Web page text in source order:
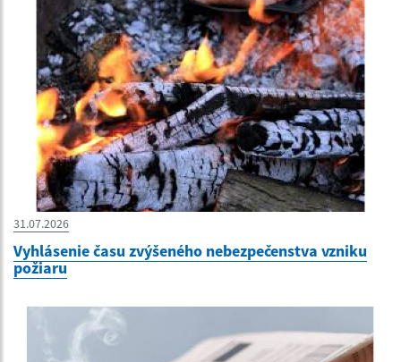
31.07.2026
Vyhlásenie času zvýšeného nebezpečenstva vzniku
požiaru